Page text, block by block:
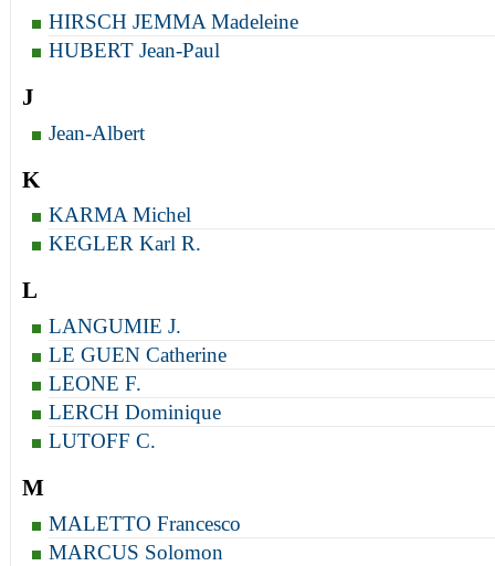
HIRSCH JEMMA Madeleine
HUBERT Jean-Paul
J
Jean-Albert
K
KARMA Michel
KEGLER Karl R.
L
LANGUMIE J.
LE GUEN Catherine
LEONE F.
LERCH Dominique
LUTOFF C.
M
MALETTO Francesco
MARCUS Solomon